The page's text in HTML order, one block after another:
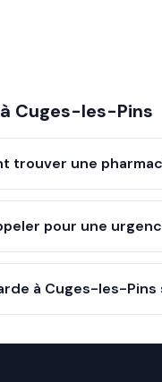
Cuges-les-Pins
trouver une
pour une
à Cuges-les-